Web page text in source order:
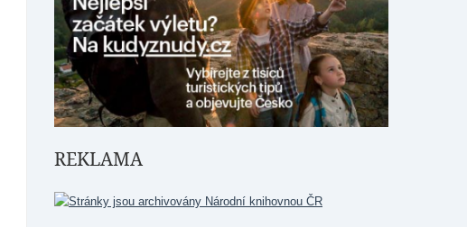
REKLAMA